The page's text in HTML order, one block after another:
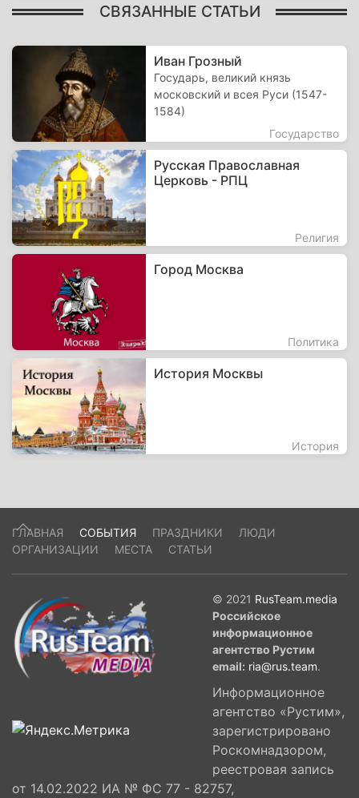
СВЯЗАННЫЕ СТАТЬИ
Иван Грозный
Государь, великий князь
московский и всея Руси (1547-
1584)
Государство
Русская Православная
Церковь - РПЦ
Религия
Город Москва
Политика
История Москвы
История
ГЛАВНАЯ СОБЫТИЯ ПРАЗДНИКИ
ЛЮДИ
ОРГАНИЗАЦИИ
МЕСТА СТАТЬИ
© 2021 RusTeam.media
Российское
информационное
агентство Рустим
email: ria@rus.team.
Информационное
агентство «Рустим»,
зарегистрировано
Роскомнадзором,
реестровая запись
от 14.02.2022 ИА № ФС 77 - 82757,